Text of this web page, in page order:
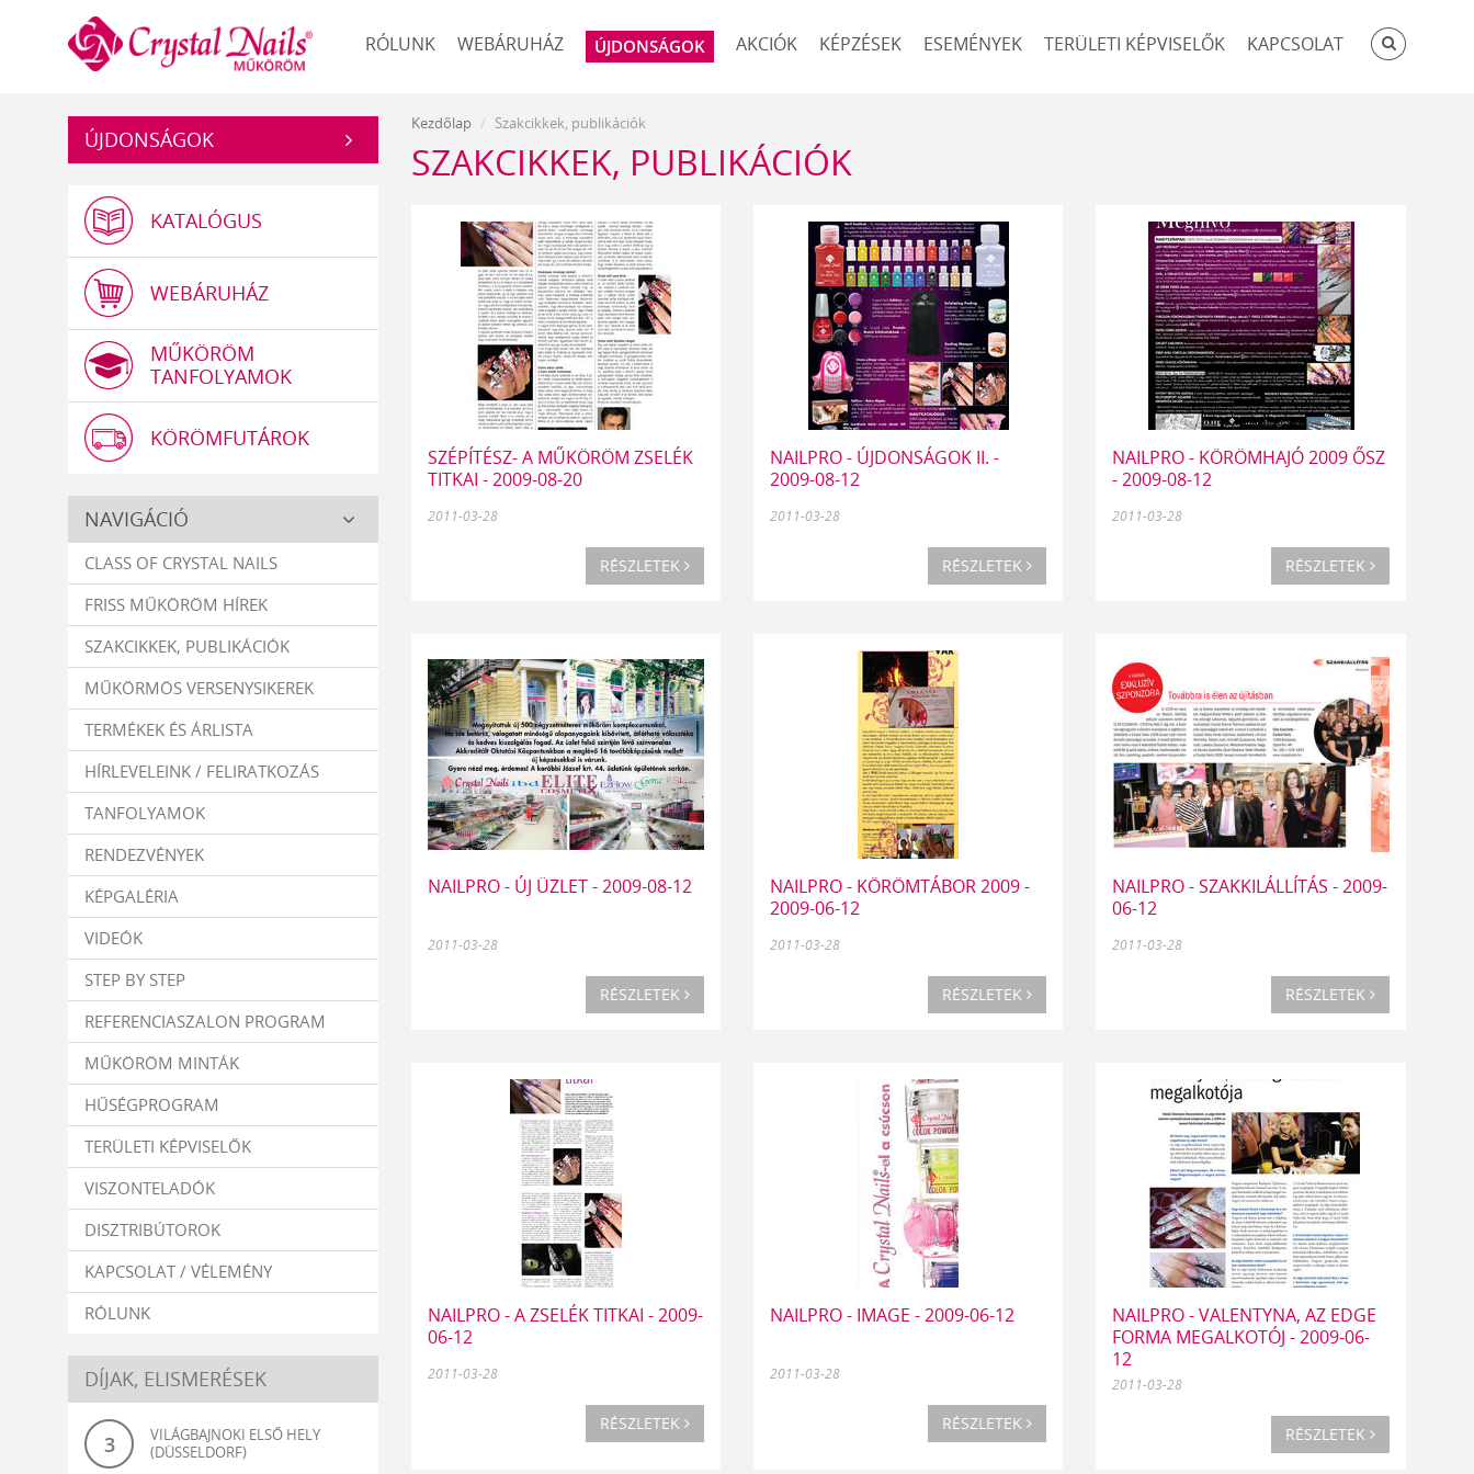
Műköröm RÓLUNK WEBÁRUHÁZ ÚJDONSÁGOK AKCIÓK KÉPZÉSEK ESEMÉNYEK TERÜLETI KÉPVISELŐK KAPCSOLAT
ÚJDONSÁGOK
KATALÓGUS
WEBÁRUHÁZ
MŰKÖRÖM
TANFOLYAMOK
KÖRÖMFUTÁROK
Crystal
Nails
NAVIGÁCIÓ
CLASS OF CRYSTAL NAILS
FRISS MŰKÖRÖM HÍREK
SZAKCIKKEK, PUBLIKÁCIÓK
MŰKÖRMÖS VERSENYSIKEREK
TERMÉKEK ÉS ÁRLISTA
HÍRLEVELEINK / FELIRATKOZÁS
TANFOLYAMOK
RENDEZVÉNYEK
KÉPGALÉRIA
VIDEÓK
STEP BY STEP
REFERENCIASZALON PROGRAM
MŰKÖRÖM MINTÁK
HŰSÉGPROGRAM
TERÜLETI KÉPVISELŐK
VISZONTELADÓK
DISZTRIBÚTOROK
KAPCSOLAT / VÉLEMÉNY
RÓLUNK
DÍJAK, ELISMERÉSEK
3
VILÁGBAJNOKI ELSŐ HELY
(DÜSSELDORF)
Kezdőlap Szakcikkek, publikációk
SZAKCIKKEK, PUBLIKÁCIÓK
SZÉPÍTÉSZ- A MŰKÖRÖM ZSELÉK
TITKAI - 2009-08-20
2011-03-28
RÉSZLETEK
NAILPRO - ÚJDONSÁGOK II. -
2009-08-12
2011-03-28
RÉSZLETEK
NAILPRO - KÖRÖMHAJÓ 2009 ŐSZ
- 2009-08-12
2011-03-28
RÉSZLETEK
NAILPRO - ÚJ ÜZLET - 2009-08-12
2011-03-28
RÉSZLETEK
NAILPRO - KÖRÖMTÁBOR 2009 -
2009-06-12
2011-03-28
RÉSZLETEK
NAILPRO - SZAKKILÁLLÍTÁS - 2009-
06-12
2011-03-28
RÉSZLETEK
NAILPRO - A ZSELÉK TITKAI - 2009-
06-12
2011-03-28
RÉSZLETEK
NAILPRO - IMAGE - 2009-06-12
2011-03-28
RÉSZLETEK
NAILPRO - VALENTYNA, AZ EDGE
FORMA MEGALKOTÓJ - 2009-06-
12
2011-03-28
RÉSZLETEK